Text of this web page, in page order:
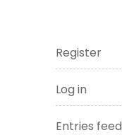
Register
Log in
Entries feed